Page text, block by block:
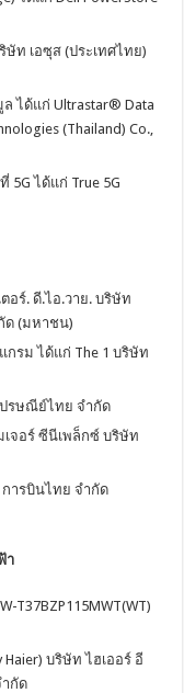
ษัท เอซุส (ประเทศไทย)
ได้แก่ Ultrastar® Data
(Thailand) Co.,
5G ได้แก่ True 5G
อร์. ดี.ไอ.วาย. บริษัท
ด (มหาชน)
กรม ได้แก่ The 1 บริษัท
ปรษณีย์ไทย จำกัด
เจอร์ ซีนีเพล็กซ์ บริษัท
ารบินไทย จำกัด
า
T37BZP115MWT(WT)
บริษัท ไฮเออร์ อี
กัด